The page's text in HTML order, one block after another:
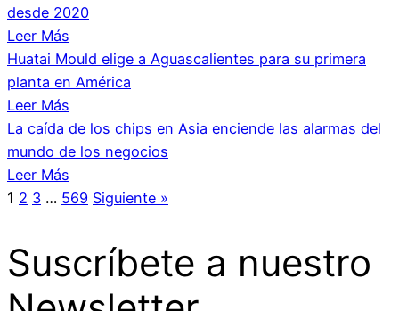
desde 2020
Leer Más
Huatai Mould elige a Aguascalientes para su primera
planta en América
Leer Más
La caída de los chips en Asia enciende las alarmas del
mundo de los negocios
Leer Más
1 2 3 … 569 Siguiente »
Suscríbete a nuestro